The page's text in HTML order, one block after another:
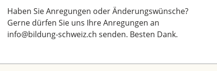
Haben Sie Anregungen oder Änderungswünsche?
Gerne dürfen Sie uns Ihre Anregungen an
info@bildung-schweiz.ch senden. Besten Dank.